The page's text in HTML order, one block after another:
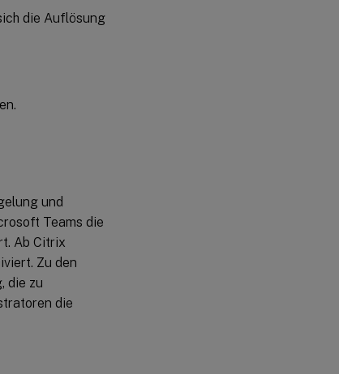
die Auflösung
und
Teams die
Ab Citrix
Zu den
die zu
die